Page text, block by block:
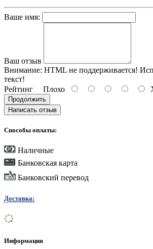
Ваше имя:
Ваш отзыв
Внимание: HTML не поддерживается!
текст!
Рейтинг Плохо
Продолжить
Написать отзыв
Способы оплаты:
Наличные
Банковская карта
Банковский перевод
Доставка:
Информация